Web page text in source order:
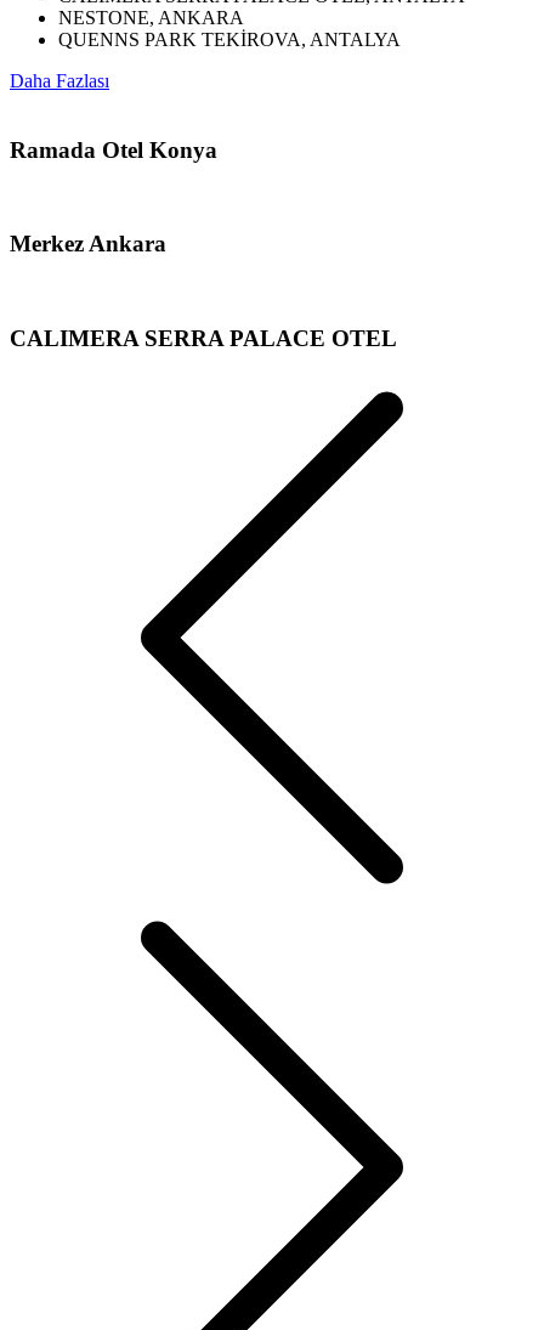
NESTONE, ANKARA
QUENNS PARK TEKİROVA, ANTALYA
Daha Fazlası
Ramada Otel Konya
Merkez Ankara
CALIMERA SERRA PALACE OTEL